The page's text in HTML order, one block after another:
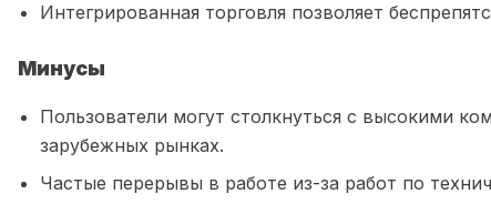
Интегрированная торговля позволяет
Минусы
Пользователи могут столкнуться с высокими
зарубежных рынках.
Частые перерывы в работе из-за работ по